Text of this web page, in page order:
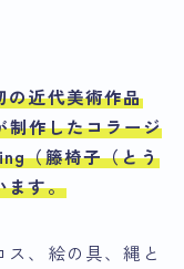
の近代美術作品
制作したコラージ
（籐椅子（とう
ます。
、絵の具、縄と